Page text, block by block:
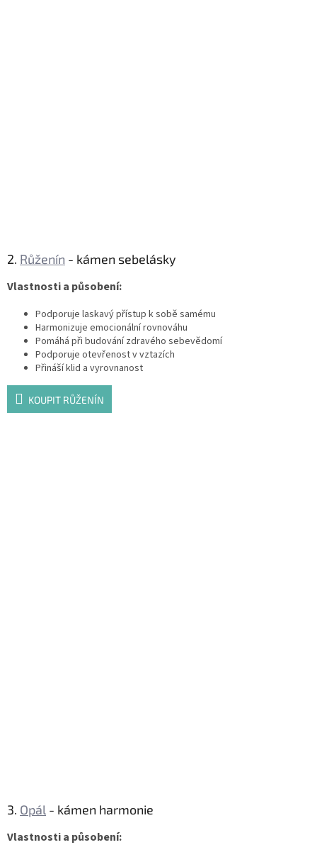
2. Růženín - kámen sebelásky
Vlastnosti a působení:
Podporuje laskavý přístup k sobě samému
Harmonizuje emocionální rovnováhu
Pomáhá při budování zdravého sebevědomí
Podporuje otevřenost v vztazích
Přináší klid a vyrovnanost
KOUPIT RŮŽENÍN
3. Opál - kámen harmonie
Vlastnosti a působení: